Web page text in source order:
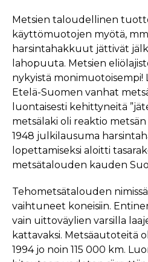
Metsien taloudellinen
käyttömuotojen myötä,
harsintahakkuut jättivät
lahopuuta. Metsien
nykyistä monimuotoisempi!
Etelä-Suomen vanhat
luontaisesti kehittyneitä
metsälaki oli reaktio
1948 julkilausuma
lopettamiseksi aloitti
metsätalouden kauden
Tehometsätalouden
vaihtuneet koneisiin.
vain uittoväylien varsilla
kattavaksi. Metsäautoteitä
1994 jo noin 115 000 km.